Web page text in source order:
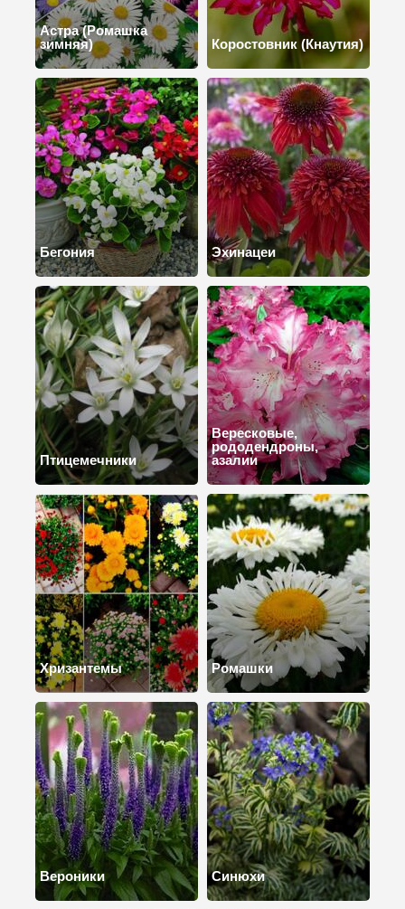
Астра (Ромашка
зимняя)
Коростовник (Кнаутия)
Бегония Эхинацеи
Птицемечники
Вересковые,
рододендроны,
азалии
Хризантемы Ромашки
Вероники Синюхи